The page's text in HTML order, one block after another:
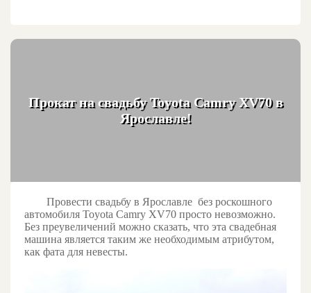
Прокат на свадьбу Toyota Camry XV70 в
Ярославле!
Провести свадьбу в Ярославле без роскошного
автомобиля Toyota Camry XV70 просто невозможно.
Без преувеличений можно сказать, что эта свадебная
машина является таким же необходимым атрибутом,
как фата для невесты.